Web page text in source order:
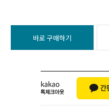
바로 구매하기